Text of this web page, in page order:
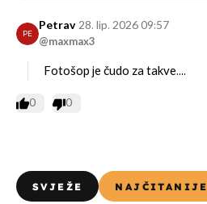
PE
Petrav
@maxmax3
28. lip. 2026 09:57
Fotošop je čudo za takve....
0 0
SVJEŽE NAJČITANIJE